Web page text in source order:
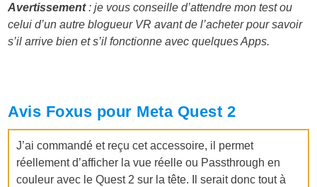
Avertissement: je vous conseille d’attendre mon test ou
celui d’un autre blogueur VR avant de l’acheter pour savoir
s’il arrive bien et s’il fonctionne avec quelques Apps.
Avis Foxus pour Meta Quest 2
J’ai commandé et reçu cet accessoire, il permet
réellement d’afficher la vue réelle ou Passthrough en
couleur avec le Quest 2 sur la tête. Il serait donc tout à